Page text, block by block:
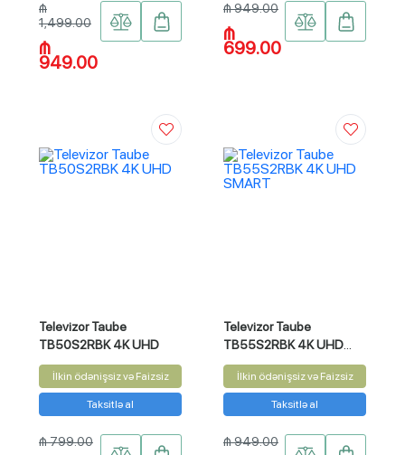
₼
1,499.00
₼
949.00
₼ 949.00
₼
699.00
Televizor Taube
TB50S2RBK 4K UHD
İlkin ödənişsiz və Faizsiz
Taksitlə al
₼ 799.00
Televizor Taube
TB55S2RBK 4K UHD
SMART
İlkin ödənişsiz və Faizsiz
Taksitlə al
₼ 949.00